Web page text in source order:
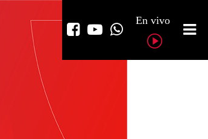
En vivo